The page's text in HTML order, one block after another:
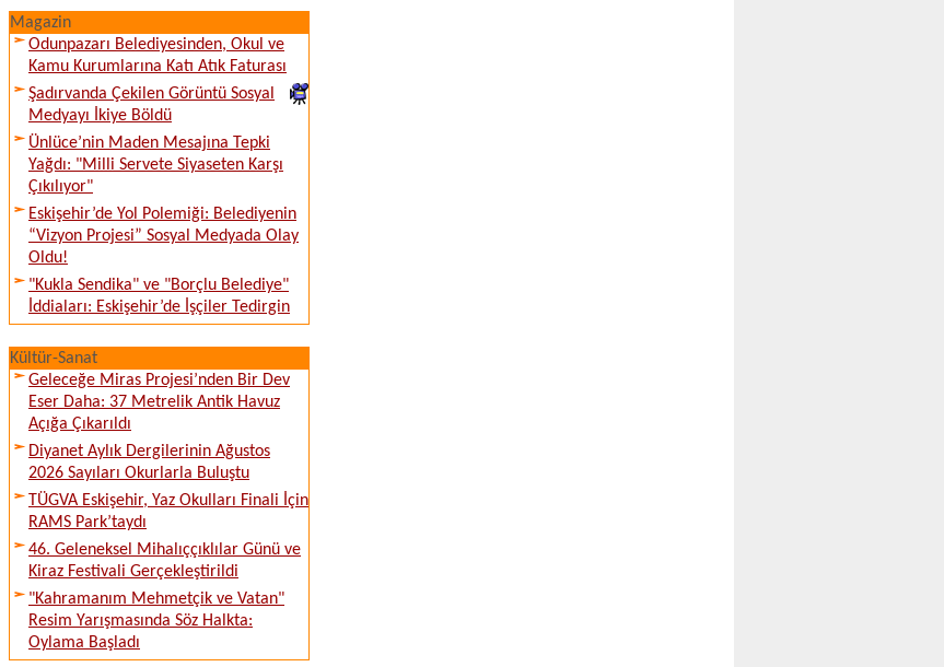
Magazin
Odunpazarı Belediyesinden, Okul ve
Kamu Kurumlarına Katı Atık Faturası
Şadırvanda Çekilen Görüntü Sosyal
Medyayı İkiye Böldü
Ünlüce’nin Maden Mesajına Tepki
Yağdı: "Milli Servete Siyaseten Karşı
Çıkılıyor"
Eskişehir’de Yol Polemiği: Belediyenin
“Vizyon Projesi” Sosyal Medyada Olay
Oldu!
"Kukla Sendika" ve "Borçlu Belediye"
İddiaları: Eskişehir’de İşçiler Tedirgin
Kültür-Sanat
Geleceğe Miras Projesi’nden Bir Dev
Eser Daha: 37 Metrelik Antik Havuz
Açığa Çıkarıldı
Diyanet Aylık Dergilerinin Ağustos
2026 Sayıları Okurlarla Buluştu
TÜGVA Eskişehir, Yaz Okulları Finali İçin
RAMS Park’taydı
46. Geleneksel Mihalıççıklılar Günü ve
Kiraz Festivali Gerçekleştirildi
"Kahramanım Mehmetçik ve Vatan"
Resim Yarışmasında Söz Halkta:
Oylama Başladı